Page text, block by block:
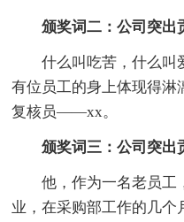
颁奖词二：公司突出
什么叫吃苦，什么叫
有位员工的身上体现得淋
复核员——xx。
颁奖词三：公司突出
他，作为一名老员工
业，在采购部工作的几个